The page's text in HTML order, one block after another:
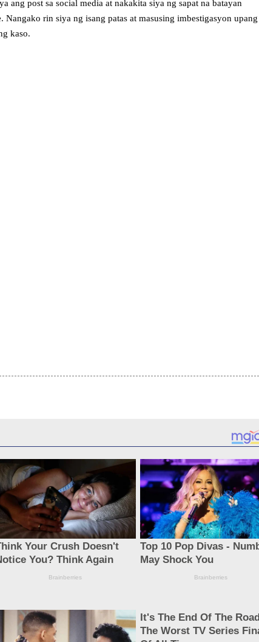
ang post sa social media at nakakita siya ng sapat na batayan
Nangako rin siya ng isang patas at masusing imbestigasyon upang
kaso.